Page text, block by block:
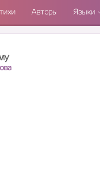
Авторы Языки